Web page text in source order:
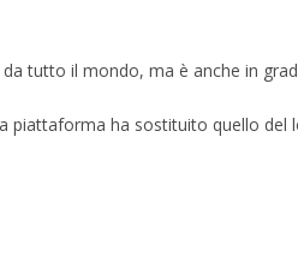
tutto il mondo, ma è anche in
piattaforma ha sostituito quello del